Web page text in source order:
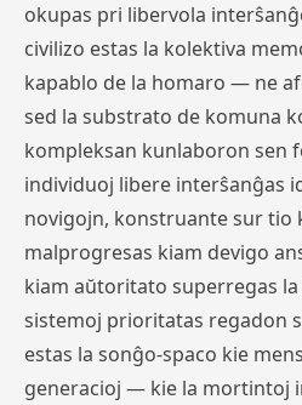
okupas pri libervola
civilizo estas la kolektiva
kapablo de la homaro — ne
sed la substrato de komuna
kompleksan kunlaboron sen
individuoj libere interŝanĝas
novigojn, konstruante sur tio
malprogresas kiam devigo
kiam aŭtoritato superregas
sistemoj prioritatas regadon
estas la sonĝo-spaco kie
generacioj — kie la mortintoj